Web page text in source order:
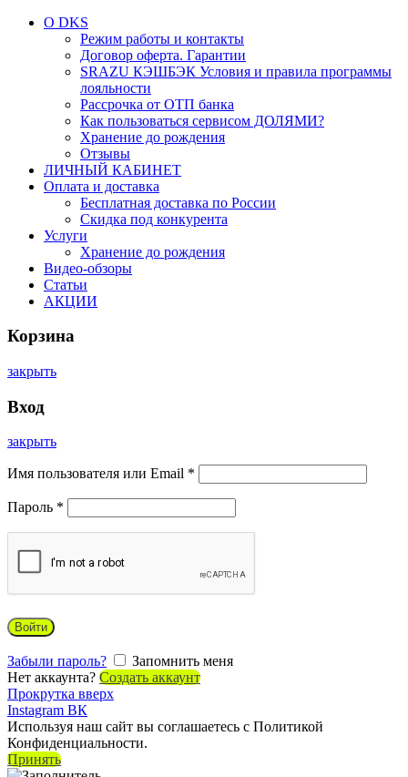
О DKS
Режим работы и контакты
Договор оферта. Гарантии
SRAZU КЭШБЭК Условия и правила программы
лояльности
Рассрочка от ОТП банка
Как пользоваться сервисом ДОЛЯМИ?
Хранение до рождения
Отзывы
ЛИЧНЫЙ КАБИНЕТ
Оплата и доставка
Бесплатная доставка по России
Скидка под конкурента
Услуги
Хранение до рождения
Видео-обзоры
Статьи
АКЦИИ
Корзина
закрыть
Вход
закрыть
Имя пользователя или Email *
Пароль *
Войти
Забыли пароль?
Запомнить меня
Нет аккаунта? Создать аккаунт
Прокрутка вверх
Instagram ВК
Используя наш сайт вы соглашаетесь с Политикой
Конфиденциальности.
Принять